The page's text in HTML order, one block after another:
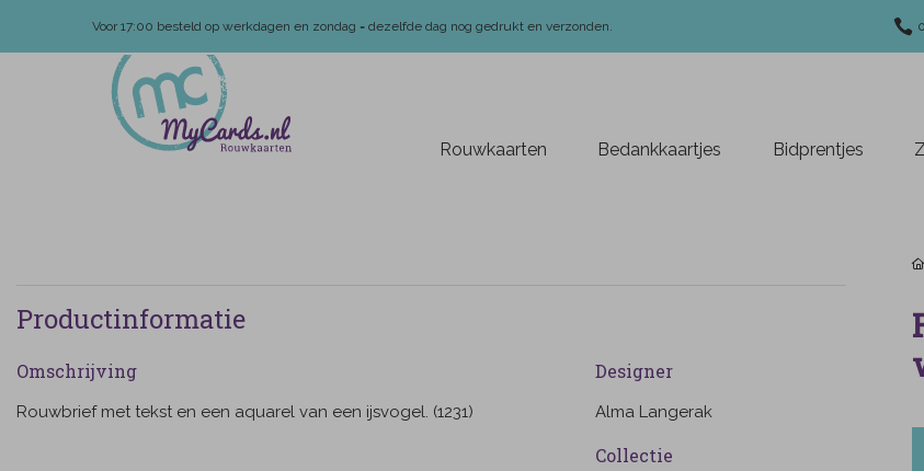
Voor 17:00 besteld op werkdagen en zondag = dezelfde dag nog gedrukt en verzonden.
Rouwkaarten Bedankkaartjes Bidprentjes
Productinformatie
Omschrijving
Rouwbrief met tekst en een aquarel van een ijsvogel. (1231)
Designer
Alma Langerak
Collectie